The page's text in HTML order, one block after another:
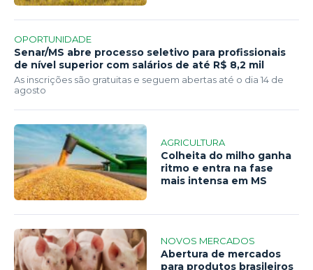
OPORTUNIDADE
Senar/MS abre processo seletivo para profissionais
de nível superior com salários de até R$ 8,2 mil
As inscrições são gratuitas e seguem abertas até o dia 14 de
agosto
AGRICULTURA
Colheita do milho ganha
ritmo e entra na fase
mais intensa em MS
NOVOS MERCADOS
Abertura de mercados
para produtos brasileiros